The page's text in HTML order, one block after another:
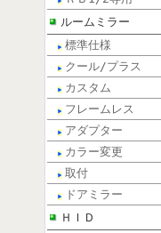
ルームミラー
標準仕様
クール/プラス
カスタム
フレームレス
アダプター
カラー変更
取付
ドアミラー
ＨＩＤ